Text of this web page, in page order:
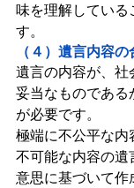
味を理解している
す。
（４）遺言内容の
遺言の内容が、社
妥当なものである
が必要です。
極端に不公平な内
不可能な内容の遺
意思に基づいて作